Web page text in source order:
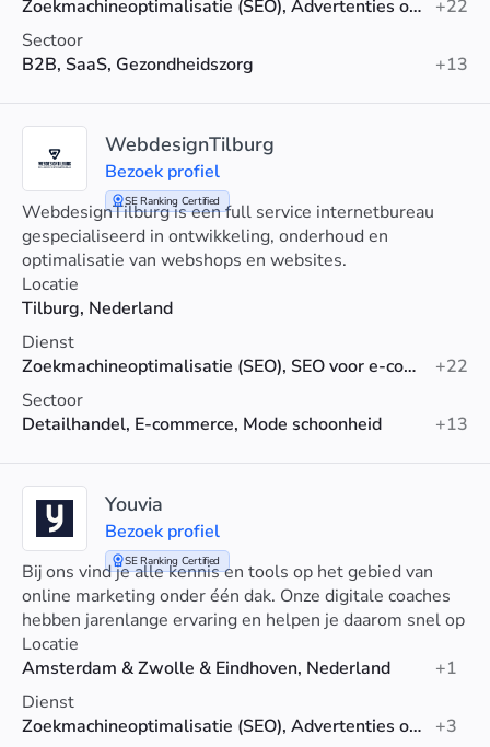
Zoekmachineoptimalisatie (SEO), Advertenties op sociale media, AI-SEO
+22
Sectoor
B2B, SaaS, Gezondheidszorg
+13
SE Ranking Certified
WebdesignTilburg
Bezoek profiel
WebdesignTilburg is een full service internetbureau
gespecialiseerd in ontwikkeling, onderhoud en
optimalisatie van webshops en websites.
Locatie
Tilburg, Nederland
Dienst
Zoekmachineoptimalisatie (SEO), SEO voor e-commerce, Technische SEO
+22
Sectoor
Detailhandel, E-commerce, Mode schoonheid
+13
SE Ranking Certified
Youvia
Bezoek profiel
Bij ons vind je alle kennis en tools op het gebied van
online marketing onder één dak. Onze digitale coaches
hebben jarenlange ervaring en helpen je daarom snel op
weg. Persoonlijke begeleiding en advies op maat.
Locatie
Amsterdam & Zwolle & Eindhoven, Nederland
+1
Dienst
Zoekmachineoptimalisatie (SEO), Advertenties op sociale media, Reclame
+3